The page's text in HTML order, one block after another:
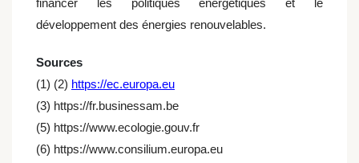
financer les politiques énergétiques et le
développement des énergies renouvelables.
Sources
(1) (2) https://ec.europa.eu
(3) https://fr.businessam.be
(5) https://www.ecologie.gouv.fr
(6) https://www.consilium.europa.eu